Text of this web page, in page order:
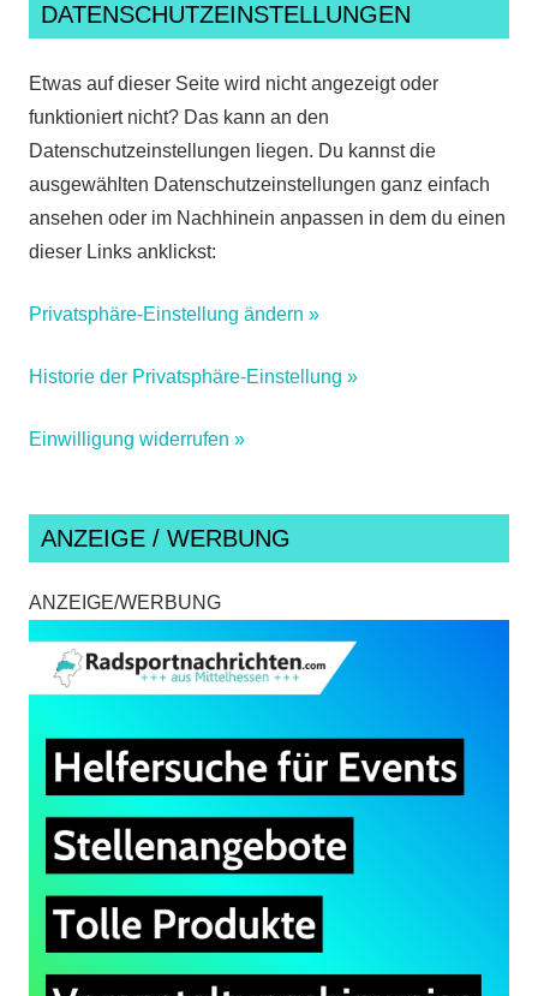
DATENSCHUTZEINSTELLUNGEN
Etwas auf dieser Seite wird nicht angezeigt oder
funktioniert nicht? Das kann an den
Datenschutzeinstellungen liegen. Du kannst die
ausgewählten Datenschutzeinstellungen ganz einfach
ansehen oder im Nachhinein anpassen in dem du einen
dieser Links anklickst:
Privatsphäre-Einstellung ändern »
Historie der Privatsphäre-Einstellung »
Einwilligung widerrufen »
ANZEIGE / WERBUNG
ANZEIGE/WERBUNG